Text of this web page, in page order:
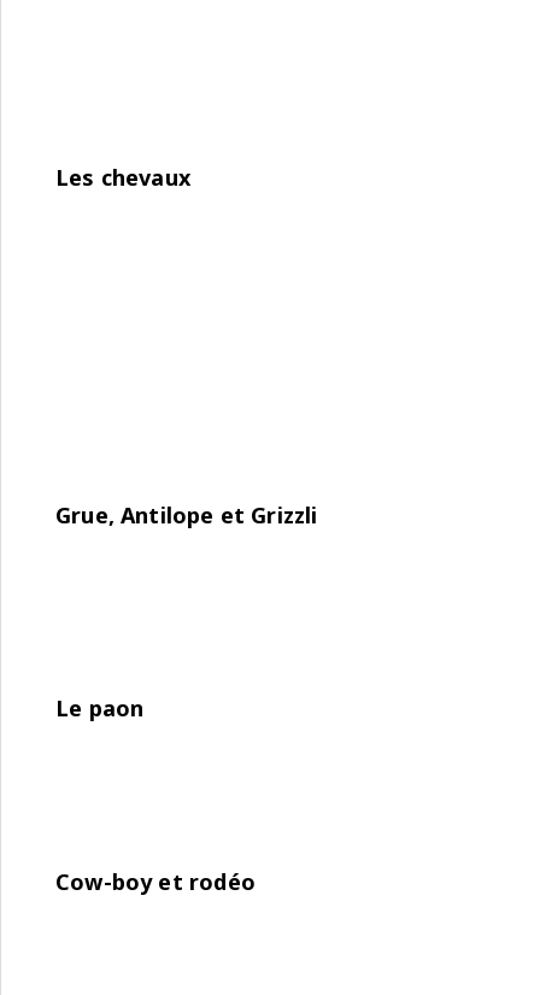
Les chevaux
Grue, Antilope et Grizzli
Le paon
Cow-boy et rodéo